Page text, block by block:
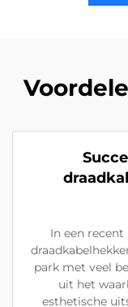
In een
park met veel
uit het
esthetische